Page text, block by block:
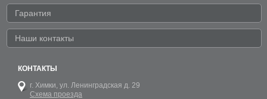
Гарантия
Наши контакты
КОНТАКТЫ
г. Химки, ул. Ленинградская д. 29
Схема проезда